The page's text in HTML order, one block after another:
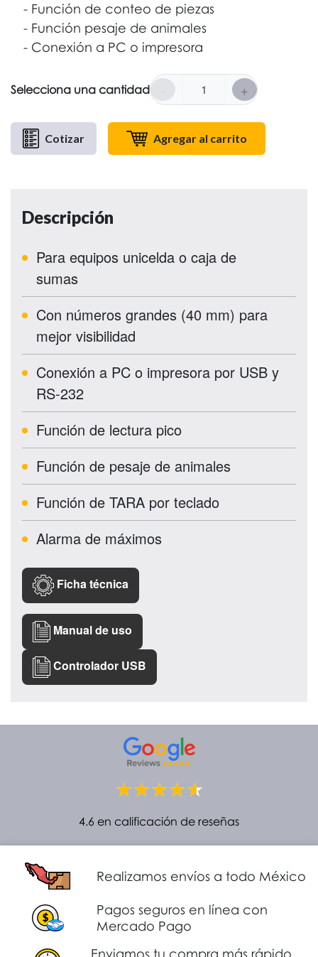
Función de conteo de piezas
Función pesaje de animales
Conexión a PC o impresora
Selecciona una cantidad +
Cotizar Agregar al carrito
Descripción
Para equipos unicelda o caja de
sumas
Con números grandes (40 mm) para
mejor visibilidad
Conexión a PC o impresora por USB y
RS-232
Función de lectura pico
Función de pesaje de animales
Función de TARA por teclado
Alarma de máximos
Ficha técnica
Manual de uso
Controlador USB
4.6 en calificación de reseñas
Realizamos envíos a todo México
Pagos seguros en línea con
Mercado Pago
Enviamos tu compra más rápido